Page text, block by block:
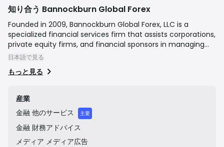
知り合う Bannockburn Global Forex
Founded in 2009, Bannockburn Global Forex, LLC is a
specialized financial services firm that assists corporations,
private equity firms, and financial sponsors in managing
currency exposure and risk. The company provides a suite
markets, hedge analytics, competitive trade execution,
navigate the complexities of global currency markets and
optimize their international transactions.
日本語で見る
もっと見る
産業
金融 他のサービス 主要
金融 財務アドバイス
メディア メディア広告